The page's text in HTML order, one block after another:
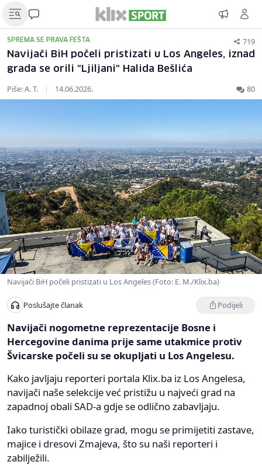
SPREMA SE PRAVA FEŠTA 719
Navijači BiH počeli pristizati u Los Angeles, iznad
grada se orili "Ljiljani" Halida Bešlića
Piše: A. T. | 14.06.2026. 80
Navijači BiH počeli pristizati u Los Angeles (Foto: E. M./Klix.ba)
Poslušajte članak Podijeli
Navijači nogometne reprezentacije Bosne i
Hercegovine danima prije same utakmice protiv
Švicarske počeli su se okupljati u Los Angelesu.
Kako javljaju reporteri portala Klix.ba iz Los Angelesa,
navijači naše selekcije već pristižu u najveći grad na
zapadnoj obali SAD-a gdje se odlično zabavljaju.
Iako turistički obilaze grad, mogu se primijetiti zastave,
majice i dresovi Zmajeva, što su naši reporteri i
zabilježili.